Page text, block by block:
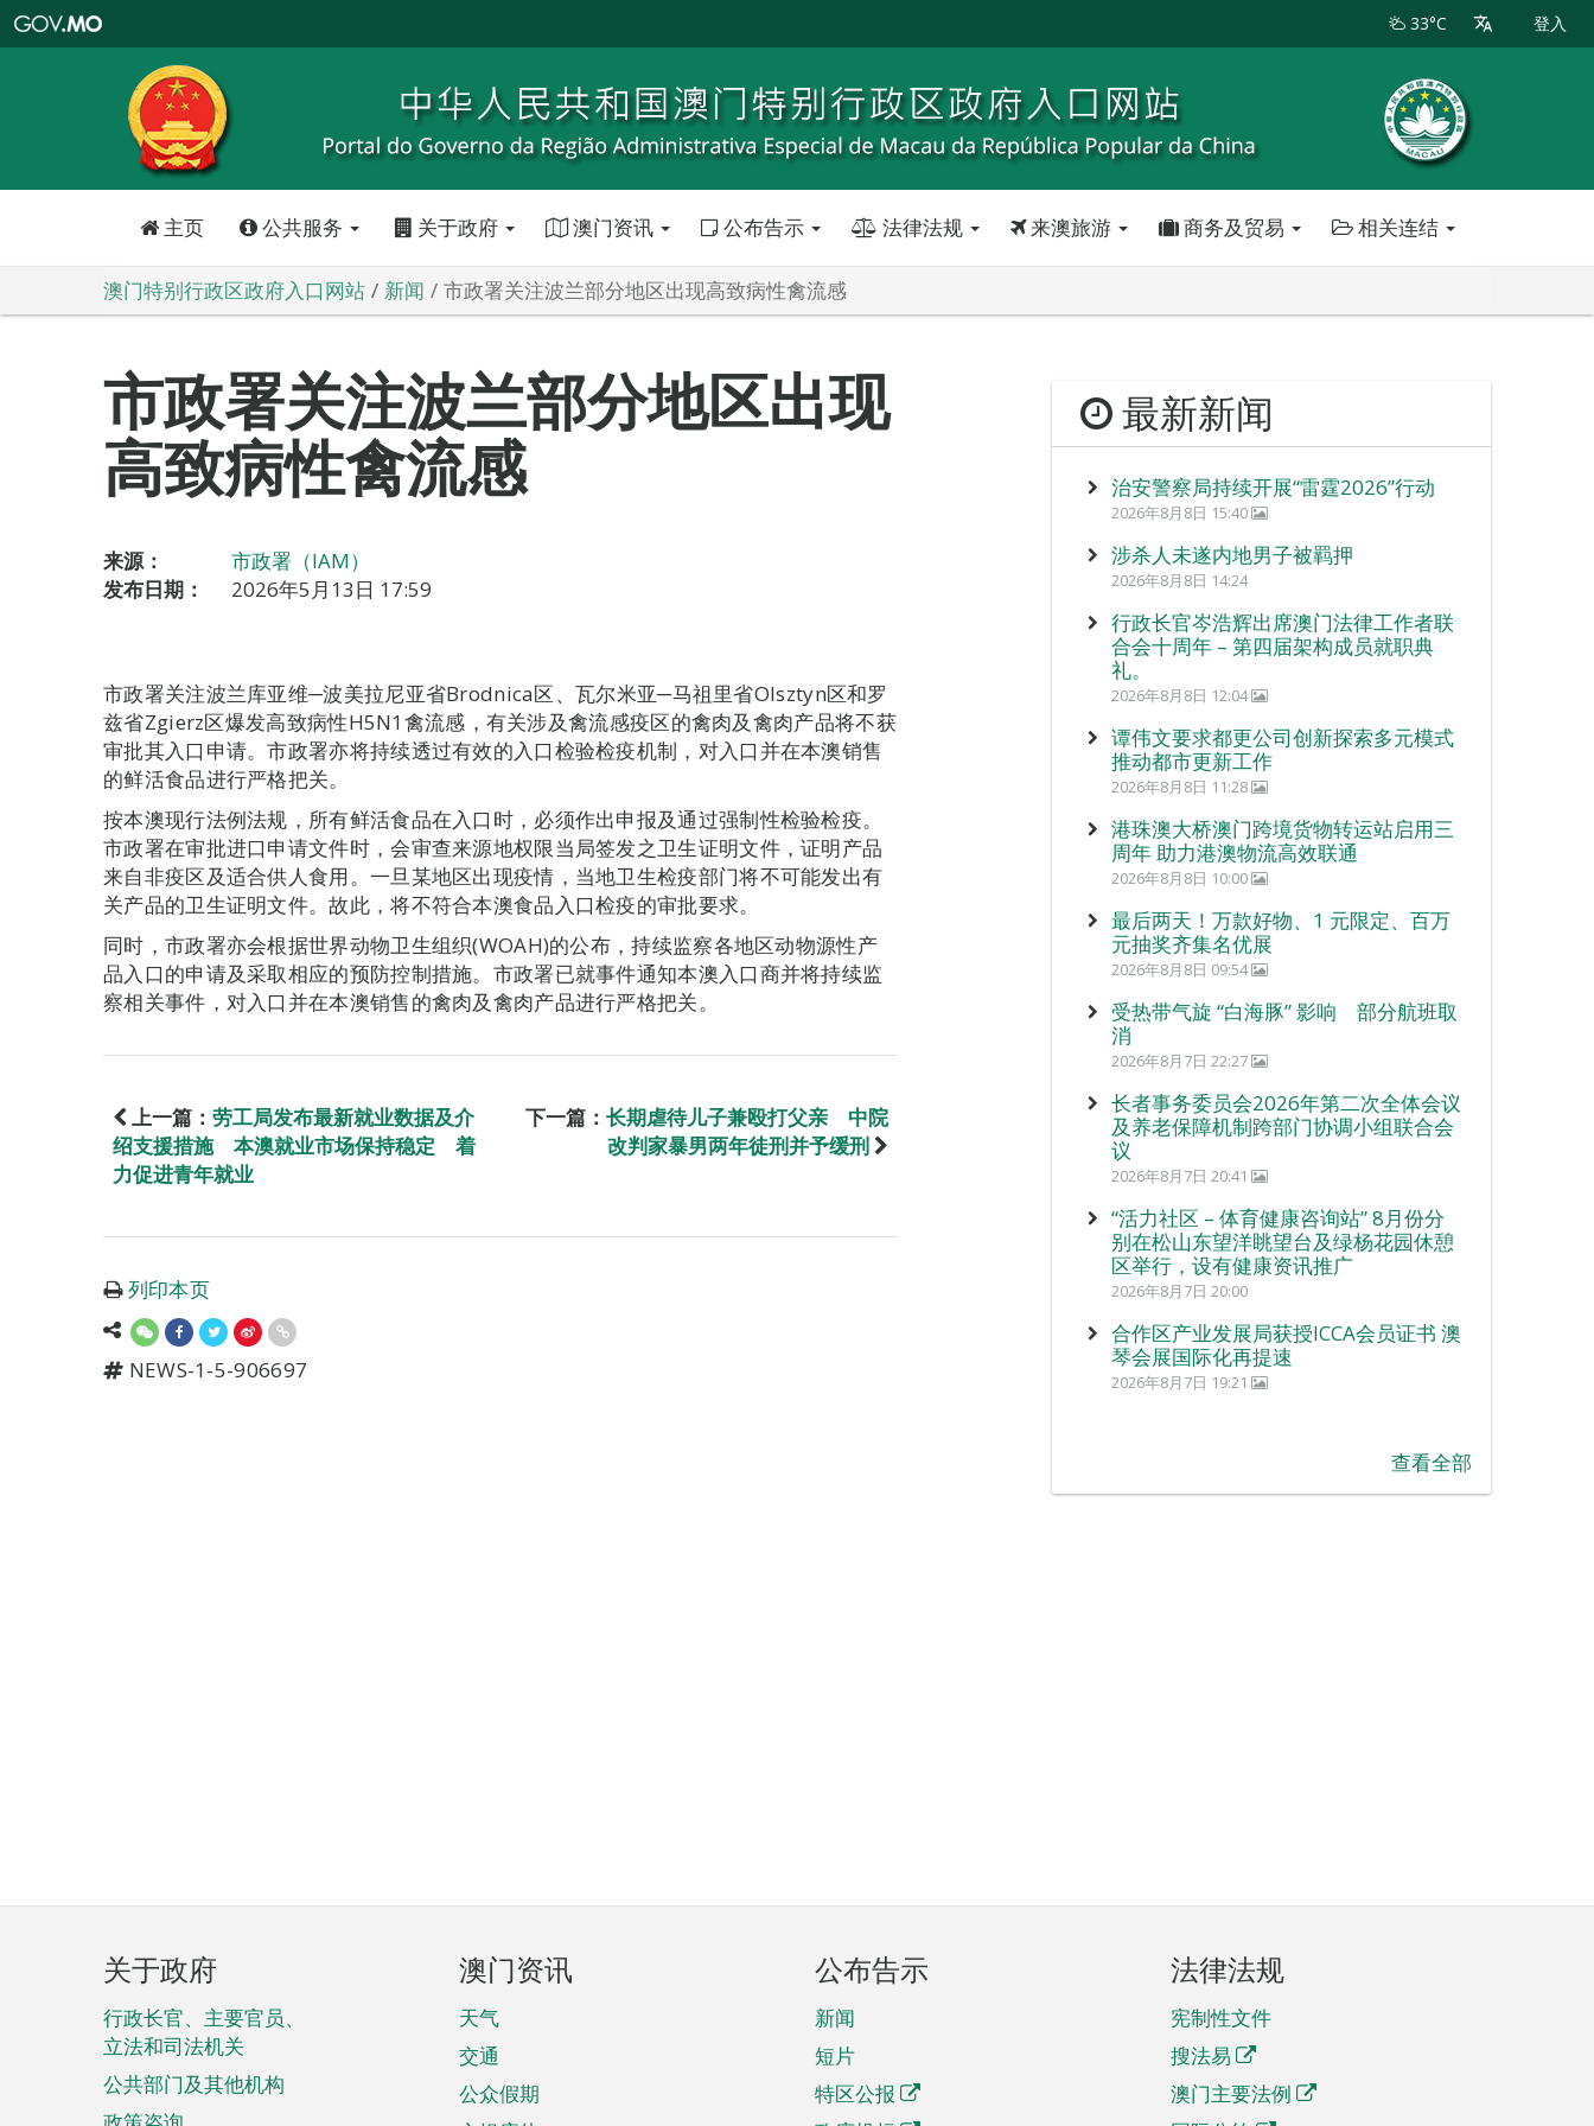
特
政
区
政
口
33°C 登入
主页 公共服务 关于政府 澳门资讯 公布告示 法律法规 来澳旅游 商务及贸易 相关连结
澳门特别行政区政府入口网站 新闻 市政署关注波兰部分地区出现高致病性禽流感
市政署关注波兰部分地区出现
高致病性禽流感
来源：
市政署（IAM）
发布日期：
2026年5月13日 17:59
市政署关注波兰库亚维─波美拉尼亚省Brodnica区、瓦尔米亚─马祖里省Olsztyn区和罗
兹省Zgierz区爆发高致病性H5N1禽流感，有关涉及禽流感疫区的禽肉及禽肉产品将不获
审批其入口申请。市政署亦将持续透过有效的入口检验检疫机制，对入口并在本澳销售
的鲜活食品进行严格把关。
按本澳现行法例法规，所有鲜活食品在入口时，必须作出申报及通过强制性检验检疫。
市政署在审批进口申请文件时，会审查来源地权限当局签发之卫生证明文件，证明产品
来自非疫区及适合供人食用。一旦某地区出现疫情，当地卫生检疫部门将不可能发出有
关产品的卫生证明文件。故此，将不符合本澳食品入口检疫的审批要求。
同时，市政署亦会根据世界动物卫生组织(WOAH)的公布，持续监察各地区动物源性产
品入口的申请及采取相应的预防控制措施。市政署已就事件通知本澳入口商并将持续监
察相关事件，对入口并在本澳销售的禽肉及禽肉产品进行严格把关。
上一篇： 劳工局发布最新就业数据及介
绍支援措施 本澳就业市场保持稳定 着
力促进青年就业
下一篇： 长期虐待儿子兼殴打父亲 中院
改判家暴男两年徒刑并予缓刑
列印本页
NEWS-1-5-906697
最新新闻
治安警察局持续开展“雷霆2026”行动
2026年8月8日 15:40
涉杀人未遂内地男子被羁押
2026年8月8日 14:24
行政长官岑浩辉出席澳门法律工作者联
合会十周年 – 第四届架构成员就职典
礼。
2026年8月8日 12:04
谭伟文要求都更公司创新探索多元模式
推动都市更新工作
2026年8月8日 11:28
港珠澳大桥澳门跨境货物转运站启用三
周年 助力港澳物流高效联通
2026年8月8日 10:00
最后两天！万款好物、1 元限定、百万
元抽奖齐集名优展
2026年8月8日 09:54
受热带气旋 “白海豚” 影响 部分航班取
消
2026年8月7日 22:27
长者事务委员会2026年第二次全体会议
及养老保障机制跨部门协调小组联合会
议
2026年8月7日 20:41
“活力社区 – 体育健康咨询站” 8月份分
别在松山东望洋眺望台及绿杨花园休憩
区举行，设有健康资讯推广
2026年8月7日 20:00
合作区产业发展局获授ICCA会员证书 澳
琴会展国际化再提速
2026年8月7日 19:21
查看全部
页
脚
菜
单
关于政府
行政长官、主要官员、
立法和司法机关
公共部门及其他机构
澳门资讯
天气
交通
公众假期
公布告示
新闻
短片
特区公报
法律法规
宪制性文件
搜法易
澳门主要法例